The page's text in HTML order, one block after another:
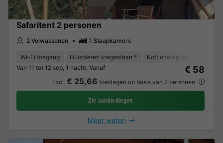
Safaritent 2 personen
2 Volwassenen 1 Slaapkamers
Wi-Fi toegang Huisdieren toegestaan * Koffiezetapparaat
Van 11 tot 12 sep, 1 nacht, Vanaf
€ 58
Excl. € 25,66 toeslagen op basis van 2 personen
Zie aanbiedingen
Meer weten